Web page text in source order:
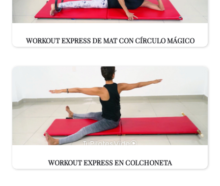
WORKOUT EXPRESS DE MAT CON CÍRCULO MÁGICO
WORKOUT EXPRESS EN COLCHONETA